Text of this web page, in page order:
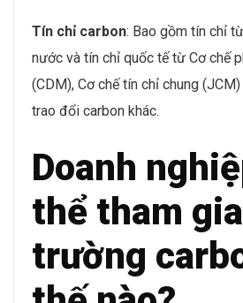
Tín chỉ carbon: Bao gồm tín chỉ
nước và tín chỉ quốc tế từ Cơ chế
(CDM), Cơ chế tín chỉ chung
trao đổi carbon khác.
Doanh
thể tham
trường